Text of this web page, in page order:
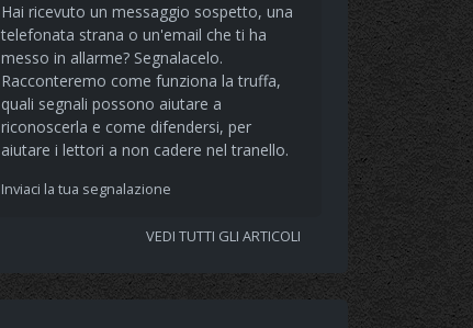
Hai ricevuto un messaggio sospetto, una
telefonata strana o un'email che ti ha
messo in allarme? Segnalacelo.
Racconteremo come funziona la truffa,
quali segnali possono aiutare a
riconoscerla e come difendersi, per
aiutare i lettori a non cadere nel tranello.
Inviaci la tua segnalazione
VEDI TUTTI GLI ARTICOLI